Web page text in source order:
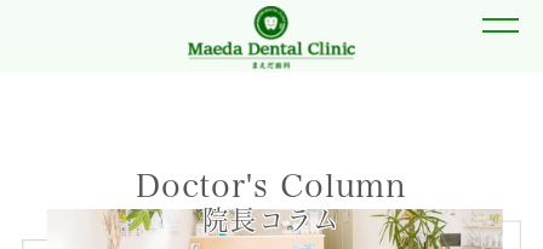
Doctor's Column
院長コラム